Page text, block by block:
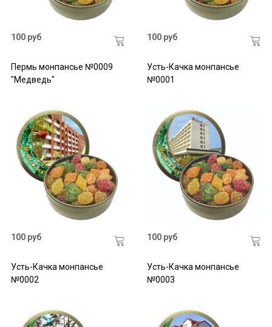
100 руб
Пермь монпансье №0009
"Медведь"
100 руб
Усть-Качка монпансье
№0001
100 руб
Усть-Качка монпансье
№0002
100 руб
Усть-Качка монпансье
№0003